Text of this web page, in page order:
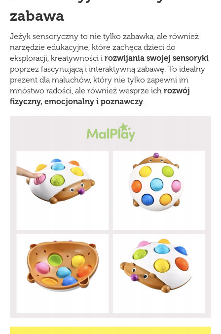
zabawa
Jeżyk sensoryczny to nie tylko zabawka, ale również
narzędzie edukacyjne, które zachęca dzieci do
eksploracji, kreatywności i rozwijania swojej sensoryki
poprzez fascynującą i interaktywną zabawę. To idealny
prezent dla maluchów, który nie tylko zapewni im
mnóstwo radości, ale również wesprze ich rozwój
fizyczny, emocjonalny i poznawczy.